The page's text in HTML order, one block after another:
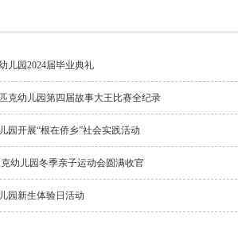
儿园2024届毕业典礼
幼儿园第四届故事大王比赛全纪录
开展“根在侨乡”社会实践活动
幼儿园冬季亲子运动会圆满收官
园新生体验日活动